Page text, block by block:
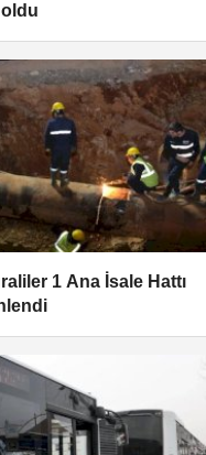
1 Ana İsale Hattı